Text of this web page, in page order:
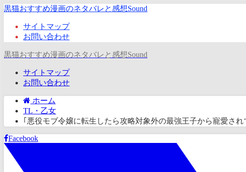
黒猫おすすめ漫画のネタバレと感想Sound
サイトマップ
お問い合わせ
黒猫おすすめ漫画のネタバレと感想Sound
サイトマップ
お問い合わせ
ホーム
TL・乙女
｢悪役モブ令嬢に転生したら攻略対象外の最強王子から寵愛され
Facebook